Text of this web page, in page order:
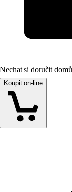
Nechat si doručit domů
Koupit on-line